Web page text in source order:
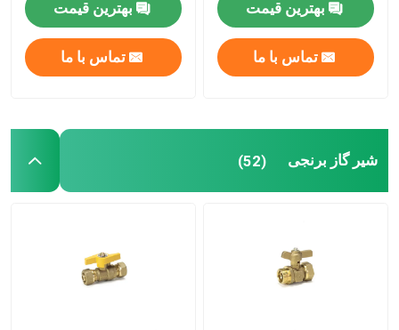
بهترین قیمت
تماس با ما
بهترین قیمت
تماس با ما
شیر گاز برنجی (52)